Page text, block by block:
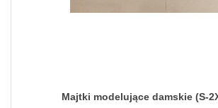
Majtki modelujące damskie (S-